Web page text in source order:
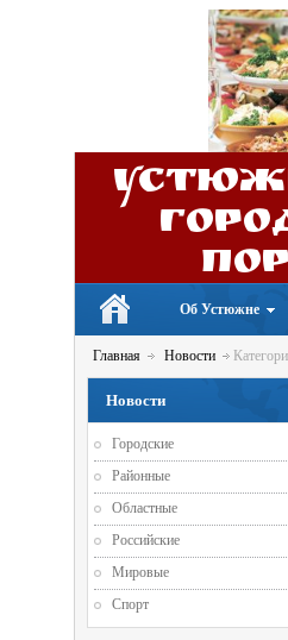
Об Устюжне
Главная Новости
Новости
Городские
Районные
Областные
Российские
Мировые
Спорт